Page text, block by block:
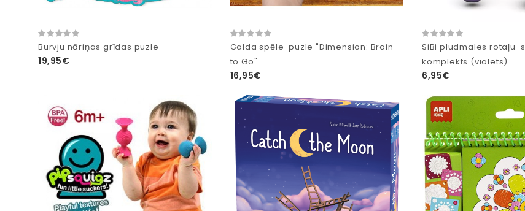
Burvju nāriņas grīdas puzle
19,95€
Galda spēle-puzle "Dimension: Brain
to Go"
16,95€
SiBi pludmales rotaļu-
komplekts (violets)
6,95€